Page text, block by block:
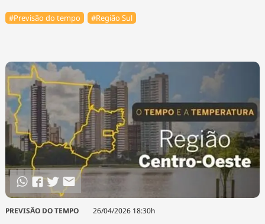
#Previsão do tempo #Região Sul
PREVISÃO DO TEMPO 26/04/2026 18:30h